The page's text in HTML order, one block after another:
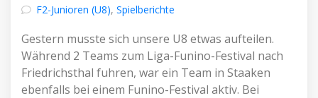
F2-Junioren (U8), Spielberichte
Gestern musste sich unsere U8 etwas aufteilen.
Während 2 Teams zum Liga-Funino-Festival nach
Friedrichsthal fuhren, war ein Team in Staaken
ebenfalls bei einem Funino-Festival aktiv. Bei